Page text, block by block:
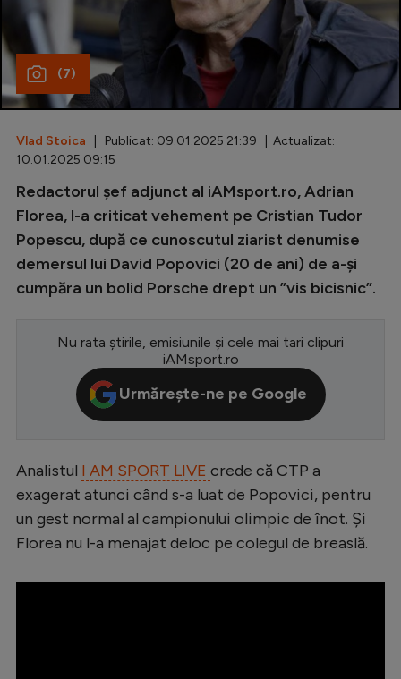
Diverse
Clasamente
Europa League
Conference League
CM 2026
LaLiga
Serie A
Bundesliga
Campionate
Starurile fotbalului
EURO 2024
Stranieri
(7)
Vlad Stoica | Publicat: 09.01.2025 21:39 | Actualizat:
10.01.2025 09:15
Redactorul șef adjunct al iAMsport.ro, Adrian
Florea, l-a criticat vehement pe Cristian Tudor
Popescu, după ce cunoscutul ziarist denumise
demersul lui David Popovici (20 de ani) de a-și
cumpăra un bolid Porsche drept un ”vis bicisnic”.
Nu rata știrile, emisiunile și cele mai tari clipuri
iAMsport.ro
Urmărește-ne pe Google
Analistul I AM SPORT LIVE crede că CTP a
exagerat atunci când s-a luat de Popovici, pentru
un gest normal al campionului olimpic de înot. Și
Florea nu l-a menajat deloc pe colegul de breaslă.